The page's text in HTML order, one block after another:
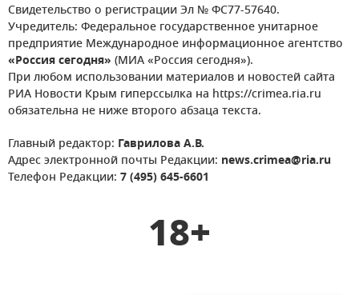
Свидетельство о регистрации Эл № ФС77-57640.
Учредитель: Федеральное государственное унитарное
предприятие Международное информационное агентство
«Россия сегодня» (МИА «Россия сегодня»).
При любом использовании материалов и новостей сайта
РИА Новости Крым гиперссылка на https://crimea.ria.ru
обязательна не ниже второго абзаца текста.
Главный редактор: Гаврилова А.В.
Адрес электронной почты Редакции: news.crimea@ria.ru
Телефон Редакции: 7 (495) 645-6601
18+